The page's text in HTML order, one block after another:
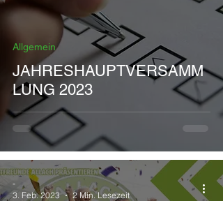
JAHRESHAUPTVERSAMM
LUNG 2023
Allgemein
-
3. Feb. 2023
2 Min. Lesezeit